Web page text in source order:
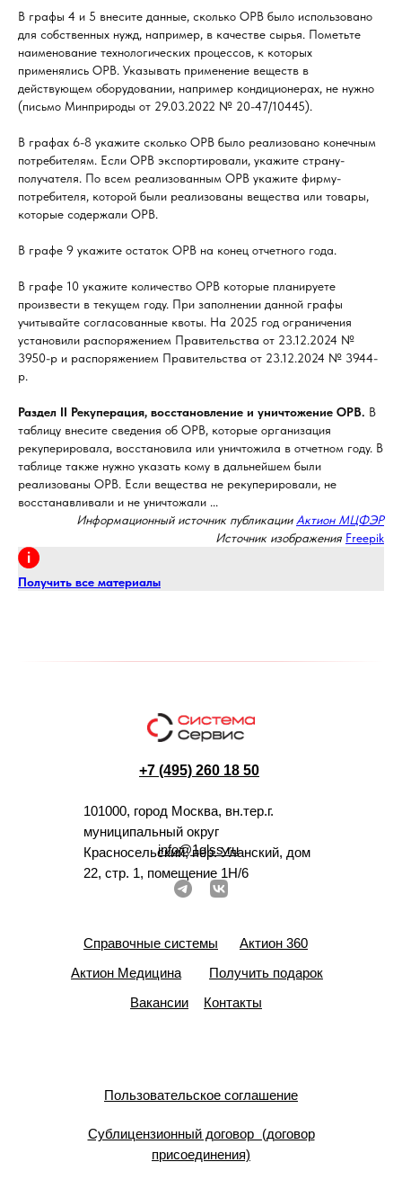
В графы 4 и 5 внесите данные, сколько ОРВ было использовано
для собственных нужд, например, в качестве сырья. Пометьте
наименование технологических процессов, к которых
применялись ОРВ. Указывать применение веществ в
действующем оборудовании, например кондиционерах, не нужно
(письмо Минприроды от 29.03.2022 № 20-47/10445).
В графах 6-8 укажите сколько ОРВ было реализовано конечным
потребителям. Если ОРВ экспортировали, укажите страну-
получателя. По всем реализованным ОРВ укажите фирму-
потребителя, которой были реализованы вещества или товары,
которые содержали ОРВ.
В графе 9 укажите остаток ОРВ на конец отчетного года.
В графе 10 укажите количество ОРВ которые планируете
произвести в текущем году. При заполнении данной графы
учитывайте согласованные квоты. На 2025 год ограничения
установили распоряжением Правительства от 23.12.2024 №
3950-р и распоряжением Правительства от 23.12.2024 № 3944-
р.
Раздел II Рекуперация, восстановление и уничтожение ОРВ. В
таблицу внесите сведения об ОРВ, которые организация
рекуперировала, восстановила или уничтожила в отчетном году. В
таблице также нужно указать кому в дальнейшем были
реализованы ОРВ. Если вещества не рекуперировали, не
восстанавливали и не уничтожали ...
Информационный источник публикации Актион МЦФЭР
Источник изображения Freepik
Получить все материалы
+7 (495) 260 18 50
101000, город Москва, вн.тер.г.
муниципальный округ
Красносельский, пер. Уланский, дом
22, стр. 1, помещение 1Н/6
info@1glss.ru
Справочные системы
Актион 360
Актион Медицина
Получить подарок
Вакансии
Контакты
Пользовательское соглашение
Сублицензионный договор (договор
присоединения)